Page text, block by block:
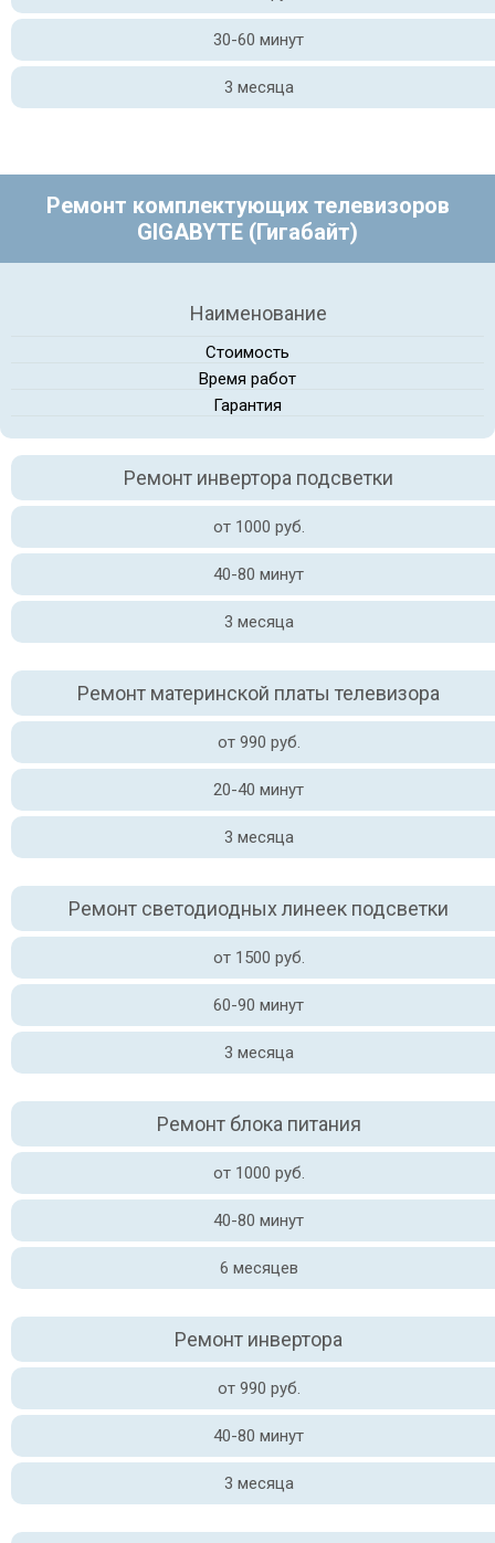
30-60 минут
3 месяца
Ремонт комплектующих телевизоров
GIGABYTE (Гигабайт)
Наименование
Стоимость
Время работ
Гарантия
Ремонт инвертора подсветки
от 1000 руб.
40-80 минут
3 месяца
Ремонт материнской платы телевизора
от 990 руб.
20-40 минут
3 месяца
Ремонт светодиодных линеек подсветки
от 1500 руб.
60-90 минут
3 месяца
Ремонт блока питания
от 1000 руб.
40-80 минут
6 месяцев
Ремонт инвертора
от 990 руб.
40-80 минут
3 месяца